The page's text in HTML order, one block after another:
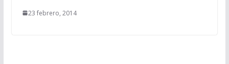
23 febrero, 2014